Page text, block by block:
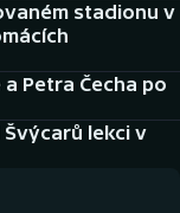
stadionu v
Petra Čecha po
lekci v